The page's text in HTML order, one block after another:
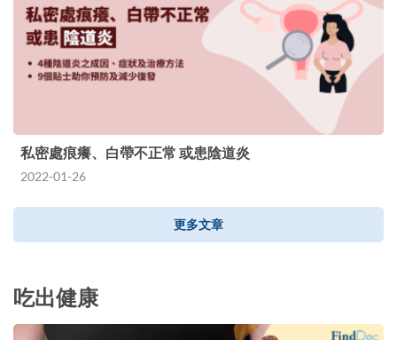
私密處痕癢、白帶不正常 或患陰道炎
2022-01-26
更多文章
吃出健康